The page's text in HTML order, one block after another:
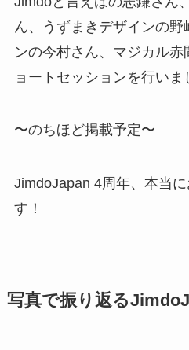
ん、うずまきデザインの野
ンの今村さん、マジカル
ョートセッションを行いま
〜のちほど掲載予定〜
JimdoJapan 4周年、本当
す！
写真で振り返る